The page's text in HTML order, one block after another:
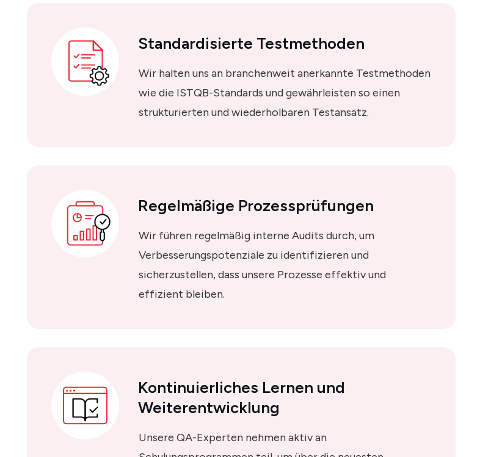
Standardisierte Testmethoden
Wir halten uns an branchenweit anerkannte Testmethoden
wie die ISTQB-Standards und gewährleisten so einen
strukturierten und wiederholbaren Testansatz.
Regelmäßige Prozessprüfungen
Wir führen regelmäßig interne Audits durch, um
Verbesserungspotenziale zu identifizieren und
sicherzustellen, dass unsere Prozesse effektiv und
effizient bleiben.
Kontinuierliches Lernen und
Weiterentwicklung
Unsere QA-Experten nehmen aktiv an